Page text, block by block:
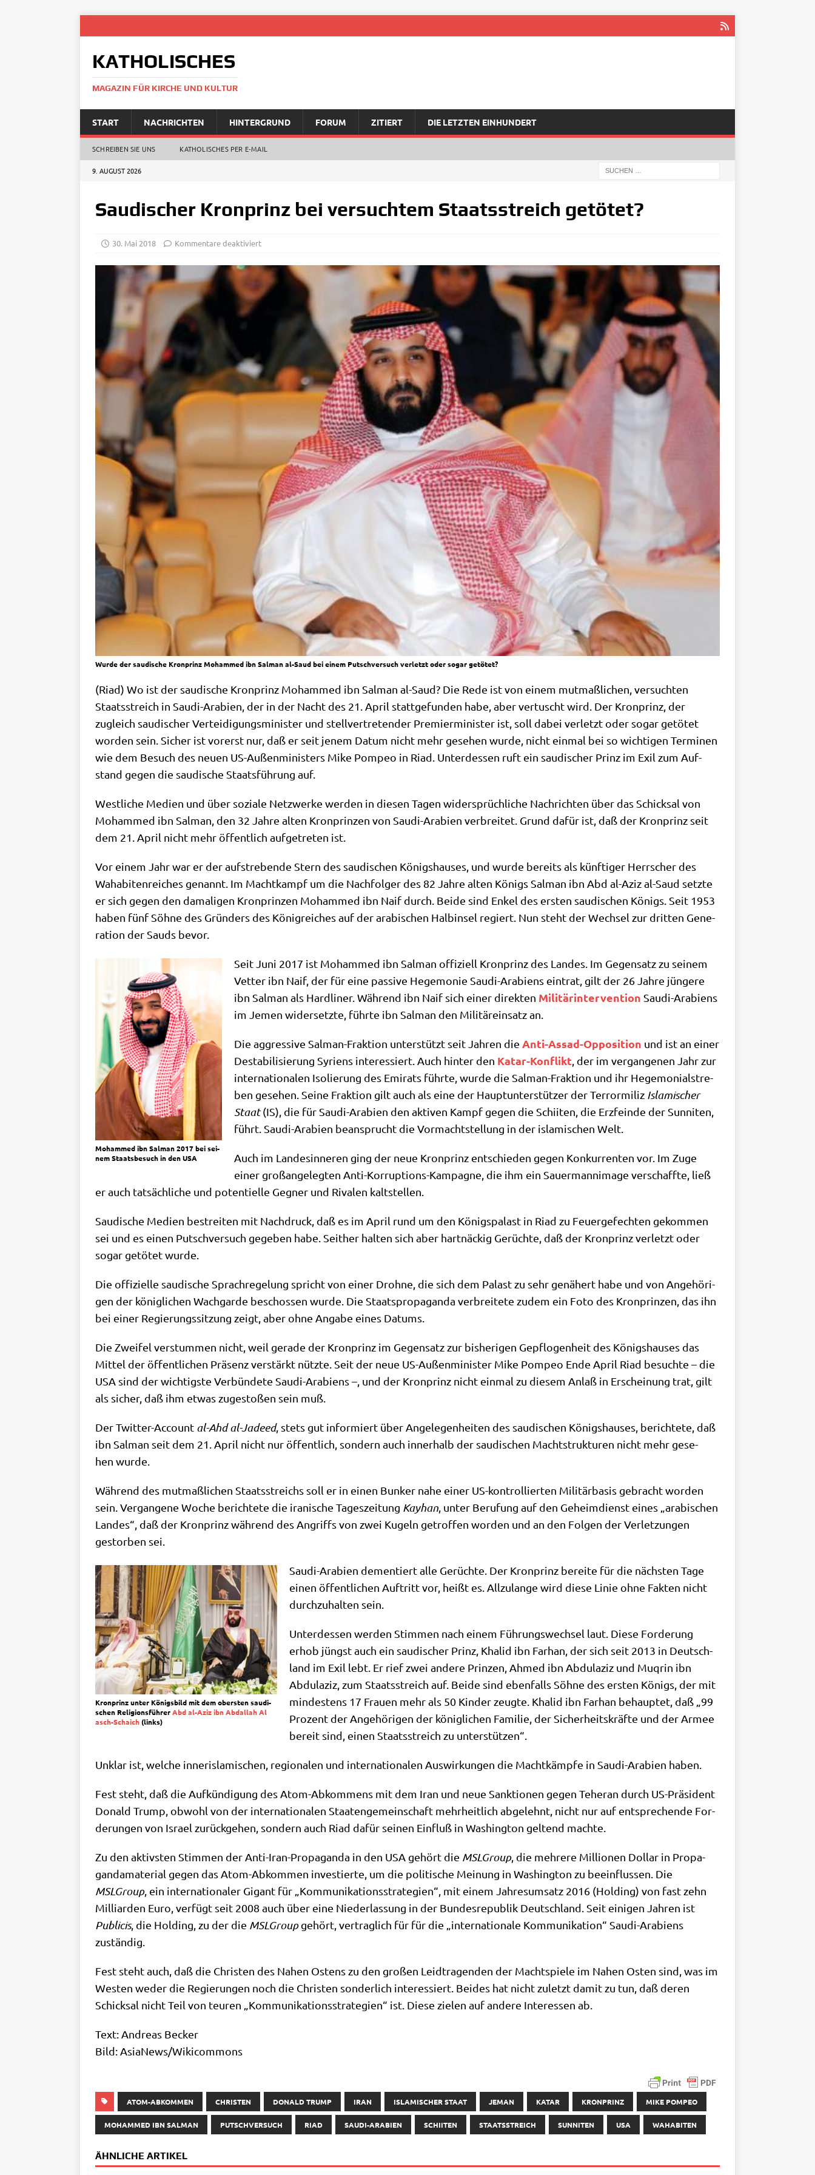
KATHOLISCHES
MAGAZIN FÜR KIRCHE UND KULTUR
START NACHRICHTEN HINTERGRUND FORUM ZITIERT DIE LETZTEN EINHUNDERT
SCHREIBEN SIE UNS KATHOLISCHES PER E‑MAIL
9. AUGUST 2026
Saudischer Kronprinz bei versuchtem Staatsstreich getötet?
30. Mai 2018 Kommentare deaktiviert
Wurde der saudische Kronprinz Mohammed ibn Salman al-Saud bei einem Putschversuch verletzt oder sogar getötet?
(Riad) Wo ist der sau­di­sche Kron­prinz Moham­med ibn Sal­man al-Saud? Die Rede ist von einem mut­maß­li­chen, ver­such­ten
Staats­streich in Sau­di-Ara­bi­en, der in der Nacht des 21. April statt­ge­fun­den habe, aber ver­tuscht wird. Der Kron­prinz, der
zugleich sau­di­scher Ver­tei­di­gungs­mi­ni­ster und stell­ver­tre­ten­der Pre­mier­mi­ni­ster ist, soll dabei ver­letzt oder sogar getö­tet
wor­den sein. Sicher ist vor­erst nur, daß er seit jenem Datum nicht mehr gese­hen wur­de, nicht ein­mal bei so wich­ti­gen Ter­mi­nen
wie dem Besuch des neu­en US-Außen­mi­ni­sters Mike Pom­peo in Riad. Unter­des­sen ruft ein sau­di­scher Prinz im Exil zum Auf­
stand gegen die sau­di­sche Staats­füh­rung auf.
West­li­che Medi­en und über sozia­le Netz­wer­ke wer­den in die­sen Tagen wider­sprüch­li­che Nach­rich­ten über das Schick­sal von
Moham­med ibn Sal­man, den 32 Jah­re alten Kron­prin­zen von Sau­di-Ara­bi­en ver­brei­tet. Grund dafür ist, daß der Kron­prinz seit
dem 21. April nicht mehr öffent­lich auf­ge­tre­ten ist.
Vor einem Jahr war er der auf­stre­ben­de Stern des sau­di­schen Königs­hau­ses, und wur­de bereits als künf­ti­ger Herr­scher des
Waha­bi­ten­rei­ches genannt. Im Macht­kampf um die Nach­fol­ger des 82 Jah­re alten Königs Sal­man ibn Abd al-Aziz al-Saud setz­te
er sich gegen den dama­li­gen Kron­prin­zen Moham­med ibn Naif durch. Bei­de sind Enkel des ersten sau­di­schen Königs. Seit 1953
haben fünf Söh­ne des Grün­ders des König­rei­ches auf der ara­bi­schen Halb­in­sel regiert. Nun steht der Wech­sel zur drit­ten Gene­
ra­ti­on der Sauds bevor.
Moham­med ibn Sal­man 2017 bei sei­
nem Staats­be­such in den USA
Seit Juni 2017 ist Moham­med ibn Sal­man offi­zi­ell Kron­prinz des Lan­des. Im Gegen­satz zu sei­nem
Vet­ter ibn Naif, der für eine pas­si­ve Hege­mo­nie Sau­di-Ara­bi­ens ein­trat, gilt der 26 Jah­re jün­ge­re
ibn Sal­man als Hard­li­ner. Wäh­rend ibn Naif sich einer direk­ten Mili­tär­in­ter­ven­ti­on Sau­di-Ara­bi­ens
im Jemen wider­setz­te, führ­te ibn Sal­man den Mili­tär­ein­satz an.
Die aggres­si­ve Sal­man-Frak­ti­on unter­stützt seit Jah­ren die Anti-Assad-Oppo­si­ti­on und ist an einer
Desta­bi­li­sie­rung Syri­ens inter­es­siert. Auch hin­ter den Katar-Kon­flikt, der im ver­gan­ge­nen Jahr zur
inter­na­tio­na­len Iso­lie­rung des Emi­rats führ­te, wur­de die Sal­man-Frak­ti­on und ihr Hege­mo­ni­al­stre­
ben gese­hen. Sei­ne Frak­ti­on gilt auch als eine der Haupt­un­ter­stüt­zer der Ter­ror­mi­liz Isla­mi­scher
Staat(IS), die für Sau­di-Ara­bi­en den akti­ven Kampf gegen die Schii­ten, die Erz­fein­de der Sun­ni­ten,
führt. Sau­di-Ara­bi­en bean­sprucht die Vor­macht­stel­lung in der isla­mi­schen Welt.
Auch im Lan­des­in­ne­ren ging der neue Kron­prinz ent­schie­den gegen Kon­kur­ren­ten vor. Im Zuge
einer groß­an­ge­leg­ten Anti-Kor­rup­ti­ons-Kam­pa­gne, die ihm ein Sau­er­man­ni­mage ver­schaff­te, ließ
er auch tat­säch­li­che und poten­ti­el­le Geg­ner und Riva­len kaltstellen.
Sau­di­sche Medi­en bestrei­ten mit Nach­druck, daß es im April rund um den Königs­pa­last in Riad zu Feu­er­ge­fech­ten gekom­men
sei und es einen Putsch­ver­such gege­ben habe. Seit­her hal­ten sich aber hart­näckig Gerüch­te, daß der Kron­prinz ver­letzt oder
sogar getö­tet wurde.
Die offi­zi­el­le sau­di­sche Sprach­re­ge­lung spricht von einer Droh­ne, die sich dem Palast zu sehr genä­hert habe und von Ange­hö­ri­
gen der könig­li­chen Wach­gar­de beschos­sen wur­de. Die Staats­pro­pa­gan­da ver­brei­te­te zudem ein Foto des Kron­prin­zen, das ihn
bei einer Regie­rungs­sit­zung zeigt, aber ohne Anga­be eines Datums.
Die Zwei­fel ver­stum­men nicht, weil gera­de der Kron­prinz im Gegen­satz zur bis­he­ri­gen Gepflo­gen­heit des Königs­hau­ses das
Mit­tel der öffent­li­chen Prä­senz ver­stärkt nütz­te. Seit der neue US-Außen­mi­ni­ster Mike Pom­peo Ende April Riad besuch­te – die
USA sind der wich­tig­ste Ver­bün­de­te Sau­di-Ara­bi­ens –, und der Kron­prinz nicht ein­mal zu die­sem Anlaß in Erschei­nung trat, gilt
als sicher, daß ihm etwas zuge­sto­ßen sein muß.
Der Twit­ter-Account al-Ahd al-Jade­ed, stets gut infor­miert über Ange­le­gen­hei­ten des sau­di­schen Königs­hau­ses, berich­te­te, daß
ibn Sal­man seit dem 21. April nicht nur öffent­lich, son­dern auch inner­halb der sau­di­schen Macht­struk­tu­ren nicht mehr gese­
hen wurde.
Wäh­rend des mut­maß­li­chen Staats­streichs soll er in einen Bun­ker nahe einer US-kon­trol­lier­ten Mili­tär­ba­sis gebracht wor­den
sein. Ver­gan­ge­ne Woche berich­te­te die ira­ni­sche Tages­zei­tung Kay­han, unter Beru­fung auf den Geheim­dienst eines „ara­bi­schen
Lan­des“, daß der Kron­prinz wäh­rend des Angriffs von zwei Kugeln getrof­fen wor­den und an den Fol­gen der Ver­let­zun­gen
gestor­ben sei.
Kron­prinz unter Königs­bild mit dem ober­sten sau­di­
schen Reli­gi­ons­füh­rerAbd al-Aziz ibn Abdal­lah Al
asch-Schaich(links)
Sau­di-Ara­bi­en demen­tiert alle Gerüch­te. Der Kron­prinz berei­te für die näch­sten Tage
einen öffent­li­chen Auf­tritt vor, heißt es. All­zu­lan­ge wird die­se Linie ohne Fak­ten nicht
durch­zu­hal­ten sein.
Unter­des­sen wer­den Stim­men nach einem Füh­rungs­wech­sel laut. Die­se For­de­rung
erhob jüngst auch ein sau­di­scher Prinz, Kha­lid ibn Far­han, der sich seit 2013 in Deutsch­
land im Exil lebt. Er rief zwei ande­re Prin­zen, Ahmed ibn Abdu­la­ziz und Muqrin ibn
Abdu­la­ziz, zum Staats­streich auf. Bei­de sind eben­falls Söh­ne des ersten Königs, der mit
min­de­stens 17 Frau­en mehr als 50 Kin­der zeug­te. Kha­lid ibn Far­han behaup­tet, daß „99
Pro­zent der Ange­hö­ri­gen der könig­li­chen Fami­lie, der Sicher­heits­kräf­te und der Armee
bereit sind, einen Staats­streich zu unterstützen“.
Unklar ist, wel­che inner­is­la­mi­schen, regio­na­len und inter­na­tio­na­len Aus­wir­kun­gen die Macht­kämp­fe in Sau­di-Ara­bi­en haben.
Fest steht, daß die Auf­kün­di­gung des Atom-Abkom­mens mit dem Iran und neue Sank­tio­nen gegen Tehe­ran durch US-Prä­si­dent
Donald Trump, obwohl von der inter­na­tio­na­len Staa­ten­ge­mein­schaft mehr­heit­lich abge­lehnt, nicht nur auf ent­spre­chen­de For­
de­run­gen von Isra­el zurück­ge­hen, son­dern auch Riad dafür sei­nen Ein­fluß in Washing­ton gel­tend machte.
Zu den aktiv­sten Stim­men der Anti-Iran-Pro­pa­gan­da in den USA gehört die MSLGroup, die meh­re­re Mil­lio­nen Dol­lar in Pro­pa­
gan­da­ma­te­ri­al gegen das Atom-Abkom­men inve­stier­te, um die poli­ti­sche Mei­nung in Washing­ton zu beein­flus­sen. Die
MSLGroup, ein inter­na­tio­na­ler Gigant für „Kom­mu­ni­ka­ti­ons­stra­te­gien“, mit einem Jah­res­um­satz 2016 (Hol­ding) von fast zehn
Mil­li­ar­den Euro, ver­fügt seit 2008 auch über eine Nie­der­las­sung in der Bun­des­re­pu­blik Deutsch­land. Seit eini­gen Jah­ren ist
Publi­cis, die Hol­ding, zu der die MSLGroupgehört, ver­trag­lich für für die „inter­na­tio­na­le Kom­mu­ni­ka­ti­on“ Sau­di-Ara­bi­ens
zuständig.
Fest steht auch, daß die Chri­sten des Nahen Ostens zu den gro­ßen Leid­tra­gen­den der Macht­spie­le im Nahen Osten sind, was im
Westen weder die Regie­run­gen noch die Chri­sten son­der­lich inter­es­siert. Bei­des hat nicht zuletzt damit zu tun, daß deren
Schick­sal nicht Teil von teu­ren „Kom­mu­ni­ka­ti­ons­stra­te­gien“ ist. Die­se zie­len auf ande­re Inter­es­sen ab.
Text: Andre­as Becker
Bild: AsiaNews/​Wikicommons
ATOM-ABKOMMEN CHRISTEN DONALD TRUMP IRAN ISLAMISCHER STAAT JEMAN KATAR KRONPRINZ MIKE POMPEO
MOHAMMED IBN SALMAN PUTSCHVERSUCH RIAD SAUDI-ARABIEN SCHIITEN STAATSSTREICH SUNNITEN USA WAHABITEN
ÄHNLICHE ARTIKEL